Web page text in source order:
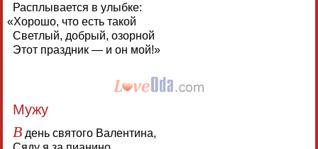
Расплывается в улыбке:
«Хорошо, что есть такой
Светлый, добрый, озорной
Этот праздник — и он мой!»
Мужу
Вдень святого Валентина,